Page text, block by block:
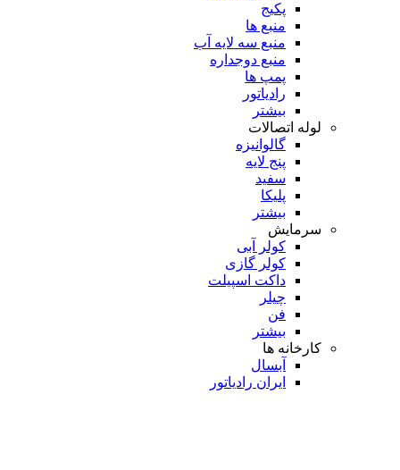
پکیج
منبع ها
منبع سه لایه آب
منبع دوجداره
پمپ ها
رادیاتور
بیشتر
لوله اتصالات
گالوانیزه
پنج لایه
سفید
پلیکا
بیشتر
سرمایش
کولر آبی
کولر گازی
داکت اسپیلت
چیلر
فن
بیشتر
کارخانه ها
آبسال
ایران رادیاتور